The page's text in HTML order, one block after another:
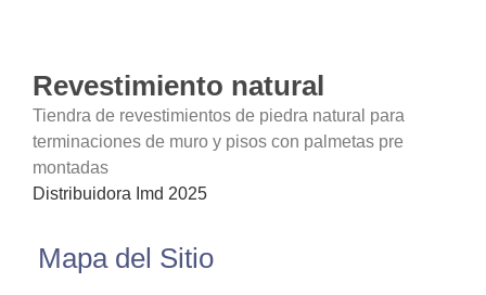
Revestimiento natural
Tiendra de revestimientos de piedra natural para
terminaciones de muro y pisos con palmetas pre
montadas
Distribuidora Imd 2025
Mapa del Sitio